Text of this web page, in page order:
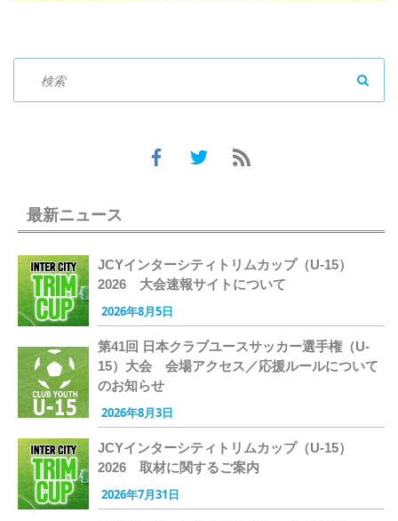
最新ニュース
JCYインターシティトリムカップ（U-15）
2026 大会速報サイトについて
2026年8月5日
第41回 日本クラブユースサッカー選手権（U-
15）大会 会場アクセス／応援ルールについて
のお知らせ
2026年8月3日
JCYインターシティトリムカップ（U-15）
2026 取材に関するご案内
2026年7月31日